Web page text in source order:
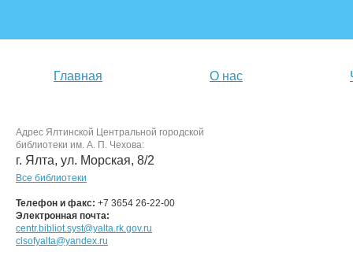
Главная О нас
Адрес Ялтинской Центральной городской
библиотеки им. А. П. Чехова:
г. Ялта, ул. Морская, 8/2
Все библиотеки
Телефон и факс: +7 3654 26-22-00
Электронная почта:
centr.bibliot.syst@yalta.rk.gov.ru
clsofyalta@yandex.ru